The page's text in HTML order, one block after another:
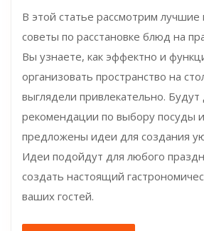
В этой статье рассмотрим лучшие
советы по расстановке блюд на
Вы узнаете, как эффектно и
организовать пространство на
выглядели привлекательно.
рекомендации по выбору посуды
предложены идеи для создания
Идеи подойдут для любого
создать настоящий
ваших гостей.